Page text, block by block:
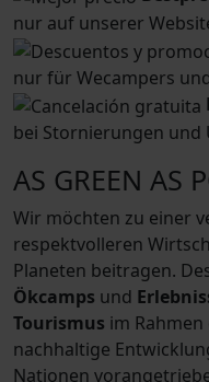
nur auf unserer
nur für Wecampers
bei Stornierungen und
AS GREEN AS
Wir möchten zu einer
respektvolleren
Planeten beitragen.
Ökcamps und
Tourismus im
nachhaltige
Nationen